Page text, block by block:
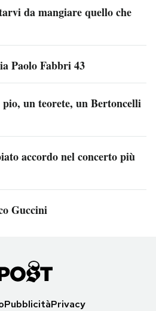
da mangiare quello che
Paolo Fabbri 43
un teorete, un Bertoncelli
accordo nel concerto più
Guccini
PubblicitàPrivacy